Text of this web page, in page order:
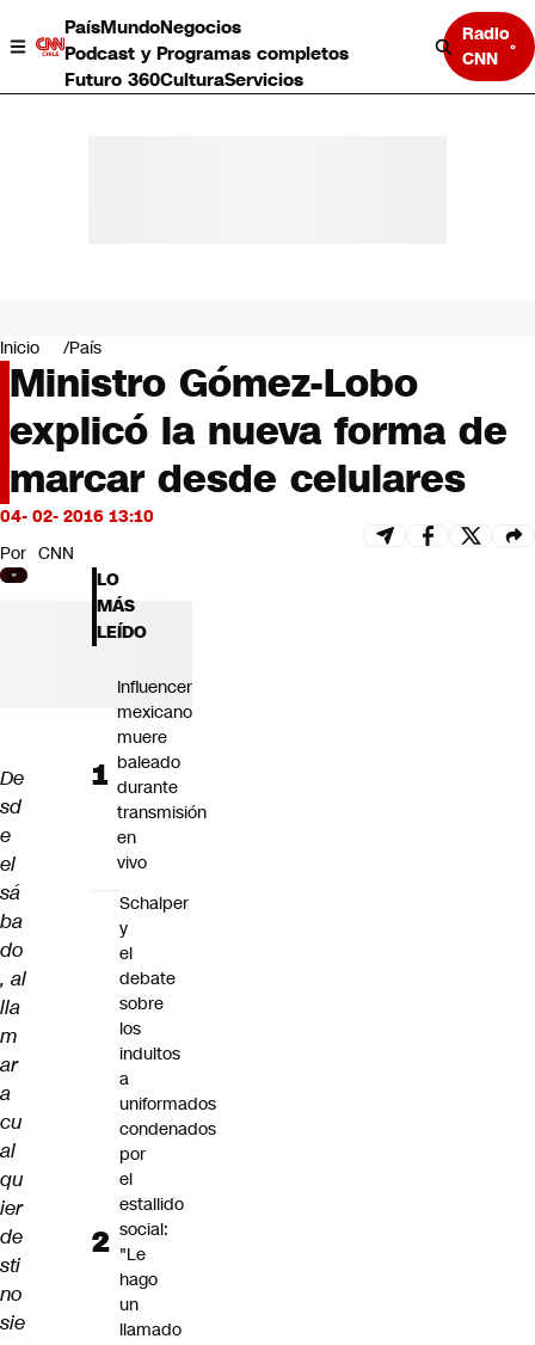
PaísMundoNegocios
Podcast y Programas completos
Futuro 360CulturaServicios
Radio
CNN
Negocios
Deportes
Programas completos
Cultura
Servicios
Bits
CNN tiempo
Futuro 360
Opinión
Inicio País
Ministro Gómez-Lobo
explicó la nueva forma de
marcar desde celulares
04- 02- 2016 13:10
Por CNN
De
sd
e
el
sá
ba
do
, al
lla
m
ar
a
cu
al
qu
ier
de
sti
no
sie
LO
MÁS
LEÍDO
Influencer
mexicano
muere
baleado
durante
transmisión
en
vivo
Schalper
y
el
debate
sobre
los
indultos
a
uniformados
condenados
por
el
estallido
social:
"Le
hago
un
llamado